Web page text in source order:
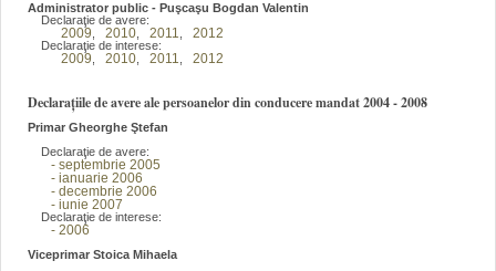
Administrator public - Puşcaşu Bogdan Valentin
Declaraţie de avere:
2009 2010 2011 2012
Declaraţie de interese:
2009 2010 2011 2012
Declarațiile de avere ale persoanelor din conducere mandat 2004 - 2008
Primar Gheorghe Ştefan
Declaraţie de avere:
- septembrie 2005
- ianuarie 2006
- decembrie 2006
- iunie 2007
Declaraţie de interese:
- 2006
Viceprimar Stoica Mihaela